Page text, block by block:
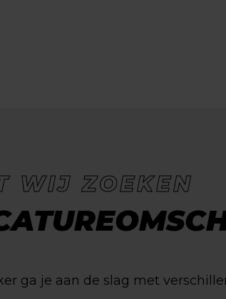
WIJ ZOEKEN
ga je aan de slag met